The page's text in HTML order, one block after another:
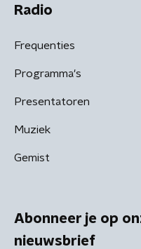
Radio
Frequenties
Programma's
Presentatoren
Muziek
Gemist
Abonneer je op
nieuwsbrief